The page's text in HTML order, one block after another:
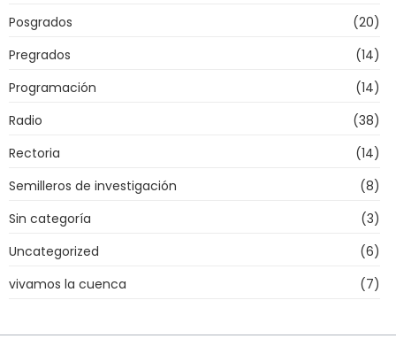
Posgrados
(20)
Pregrados
(14)
Programación
(14)
Radio
(38)
Rectoria
(14)
Semilleros de investigación
(8)
Sin categoría
(3)
Uncategorized
(6)
vivamos la cuenca
(7)